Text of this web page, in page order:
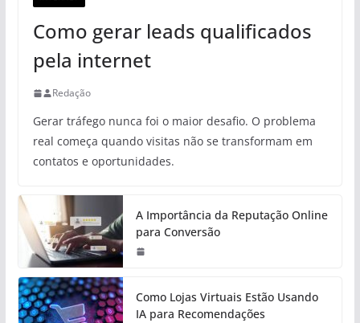
Como gerar leads qualificados
pela internet
Redação
Gerar tráfego nunca foi o maior desafio. O problema
real começa quando visitas não se transformam em
contatos e oportunidades.
A Importância da Reputação Online
para Conversão
Como Lojas Virtuais Estão Usando
IA para Recomendações